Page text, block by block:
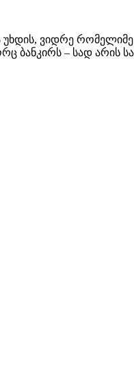
ვიდრე
ბანკირს – სად არის